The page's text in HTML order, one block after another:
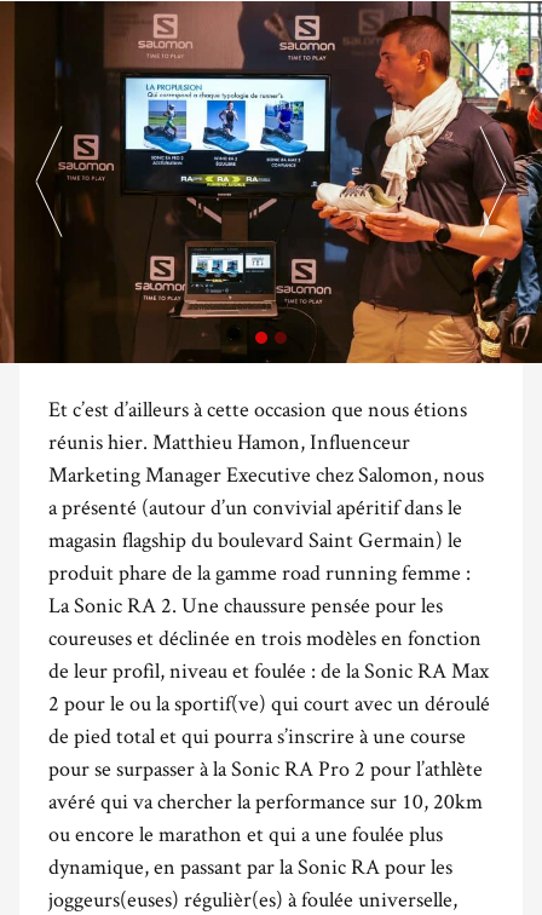
Et c’est d’ailleurs à cette occasion que nous étions
réunis hier. Matthieu Hamon, Influenceur
Marketing Manager Executive chez Salomon, nous
a présenté (autour d’un convivial apéritif dans le
magasin flagship du boulevard Saint Germain) le
produit phare de la gamme road running femme :
La Sonic RA 2. Une chaussure pensée pour les
coureuses et déclinée en trois modèles en fonction
de leur profil, niveau et foulée : de la Sonic RA Max
2 pour le ou la sportif(ve) qui court avec un déroulé
de pied total et qui pourra s’inscrire à une course
pour se surpasser à la Sonic RA Pro 2 pour l’athlète
avéré qui va chercher la performance sur 10, 20km
ou encore le marathon et qui a une foulée plus
dynamique, en passant par la Sonic RA pour les
joggeurs(euses) régulièr(es) à foulée universelle,